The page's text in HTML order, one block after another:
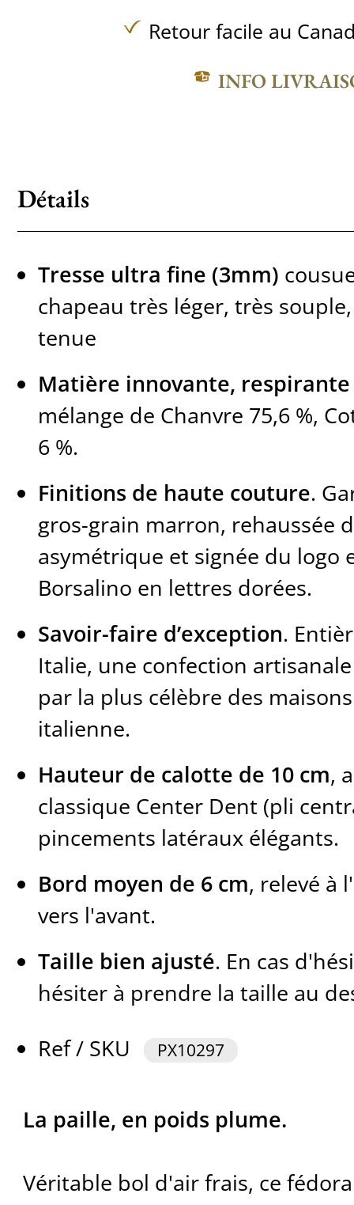
Retour facile au
INFO
Détails
Tresse ultra fine (3mm)
chapeau très léger, très
tenue
Matière innovante,
mélange de Chanvre 75,6 %,
6 %.
Finitions de haute couture.
gros-grain marron, rehaussée
asymétrique et signée du logo
Borsalino en lettres dorées.
Savoir-faire d’exception.
Italie, une confection
par la plus célèbre des
italienne.
Hauteur de calotte de 10 cm,
classique Center Dent (pli
pincements latéraux élégants.
Bord moyen de 6 cm, relevé à
vers l'avant.
Taille bien ajusté. En cas
hésiter à prendre la taille au
Ref / SKU
PX10297
La paille, en poids plume.
Véritable bol d'air frais, ce